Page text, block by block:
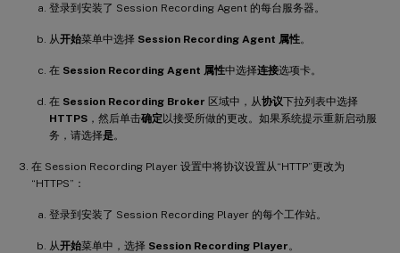
登录到安装了 Session Recording Agent 的每台服务器。
从开始菜单中选择 Session Recording Agent 属性。
在 Session Recording Agent 属性中选择连接选项卡。
在 Session Recording Broker 区域中，从协议下拉列表中选择
HTTPS ，然后单击确定以接受所做的更改。如果系统提示重新启动服
务，请选择是。
在 Session Recording Player 设置中将协议设置从“HTTP”更改为
“HTTPS”：
登录到安装了 Session Recording Player 的每个工作站。
从开始菜单中，选择 Session Recording Player 。